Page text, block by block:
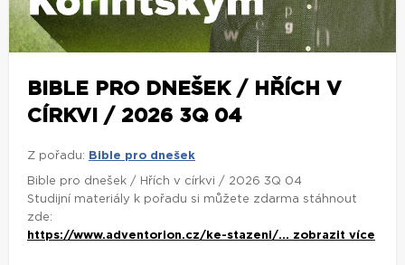
BIBLE PRO DNEŠEK / HŘÍCH V
CÍRKVI / 2026 3Q 04
Z pořadu: Bible pro dnešek
Bible pro dnešek / Hřích v církvi / 2026 3Q 04
Studijní materiály k pořadu si můžete zdarma stáhnout
zde:
https://www.adventorion.cz/ke-stazeni/... zobrazit více